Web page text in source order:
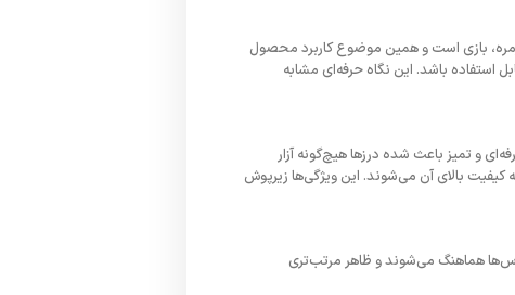
بازی است و همین موضوع کاربرد محصول
استفاده باشد. این نگاه حرفه‌ای مشابه
و تمیز باعث شده درزها هیچ‌گونه آزار
بالای آن می‌شوند. این ویژگی‌ها زیرپوش
هماهنگ می‌شوند و ظاهر مرتب‌تری